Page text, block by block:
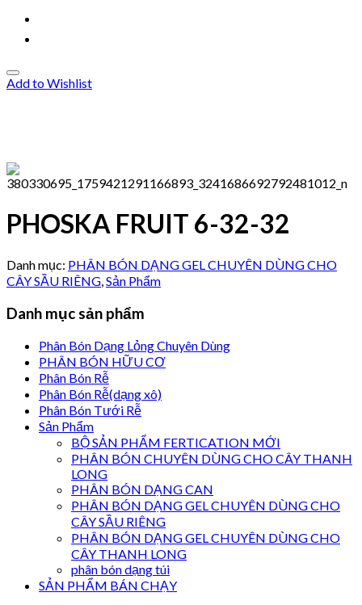
Add to Wishlist
PHOSKA FRUIT 6-32-32
Danh mục: PHÂN BÓN DẠNG GEL CHUYÊN DÙNG CHO
CÂY SẦU RIÊNG,Sản Phẩm
Danh mục sản phẩm
Phân Bón Dạng Lỏng Chuyên Dùng
PHÂN BÓN HỮU CƠ
Phân Bón Rễ
Phân Bón Rễ(dạng xô)
Phân Bón Tưới Rễ
Sản Phẩm
BỘ SẢN PHẨM FERTICATION MỚI
PHÂN BÓN CHUYÊN DÙNG CHO CÂY THANH
LONG
PHÂN BÓN DẠNG CAN
PHÂN BÓN DẠNG GEL CHUYÊN DÙNG CHO
CÂY SẦU RIÊNG
PHÂN BÓN DẠNG GEL CHUYÊN DÙNG CHO
CÂY THANH LONG
phân bón dạng túi
SẢN PHẨM BÁN CHẠY